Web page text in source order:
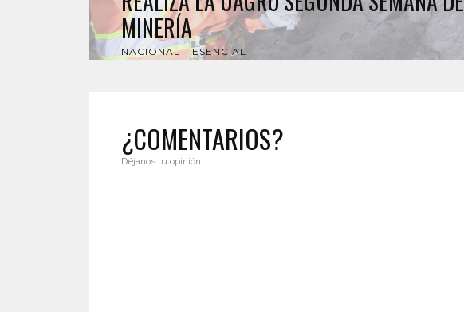
MINERÍA
NACIONAL ESENCIAL
¿COMENTARIOS?
Déjanos tu opinión.